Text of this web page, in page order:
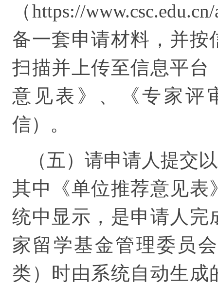
（https://
备一套申请材料，并按
扫描并上传至信息平台
意见表》、《专家评
信）。
（五）请申请人提交
其中《单位推荐意见表
统中显示，是申请人完
家留学基金管理委员
类）时由系统自动生成